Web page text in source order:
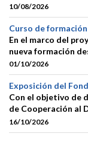
10/08/2026
Curso de
En el marco del
nueva formación
01/10/2026
Exposición del
Con el objetivo de
de Cooperación al
16/10/2026